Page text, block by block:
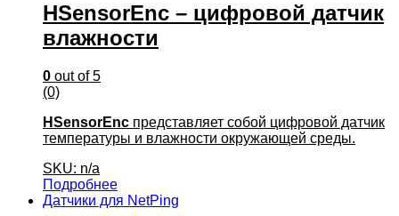
HSensorEnc – цифровой датчик
влажности
0 out of 5
(0)
HSensorEnc представляет собой цифровой датчик
температуры и влажности окружающей среды.
SKU: n/a
Подробнее
Датчики для NetPing